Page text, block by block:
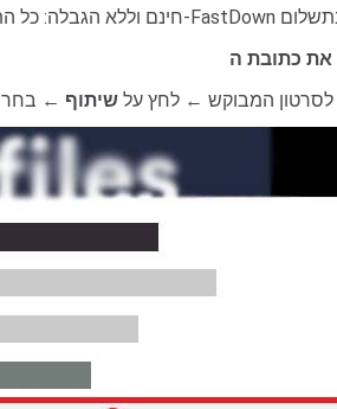
לסרטון המבוקש ← לחץ על שיתוף ← בחר